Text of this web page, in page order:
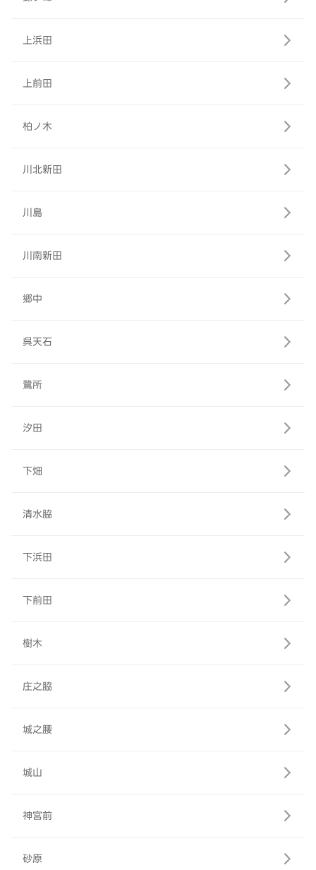
上浜田
上前田
柏ノ木
川北新田
川島
川南新田
郷中
呉天石
鷺所
汐田
下畑
清水脇
下浜田
下前田
樹木
庄之脇
城之腰
城山
神宮前
砂原